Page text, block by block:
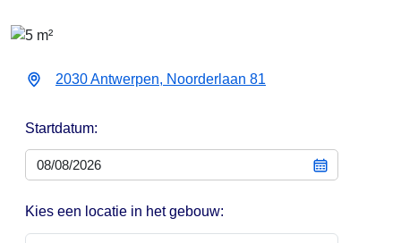
2030 Antwerpen, Noorderlaan 81
Startdatum:
Kies een locatie in het gebouw: